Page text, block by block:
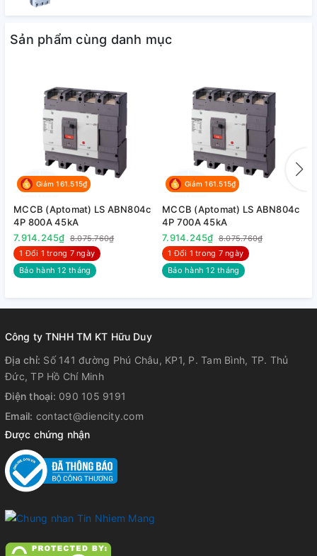
4. Tài liệu tham khảo :
+Tải bảng giá
+ Tải Catalog
Sản phẩm cùng danh mục
Giảm 161.515₫
MCCB (Aptomat) LS ABN804c
4P 800A 45kA
7.914.245₫ 8.075.760₫
1 Đổi 1 trong 7 ngày
Bảo hành 12 tháng
Giảm 161.515₫
MCCB (Aptomat) LS ABN804c
4P 700A 45kA
7.914.245₫ 8.075.760₫
1 Đổi 1 trong 7 ngày
Bảo hành 12 tháng
Công ty TNHH TM KT Hữu Duy
Địa chỉ: Số 141 đường Phú Châu, KP1, P. Tam Bình, TP. Thủ
Đức, TP Hồ Chí Minh
Điện thoại: 090 105 9191
Email: contact@diencity.com
Được chứng nhận